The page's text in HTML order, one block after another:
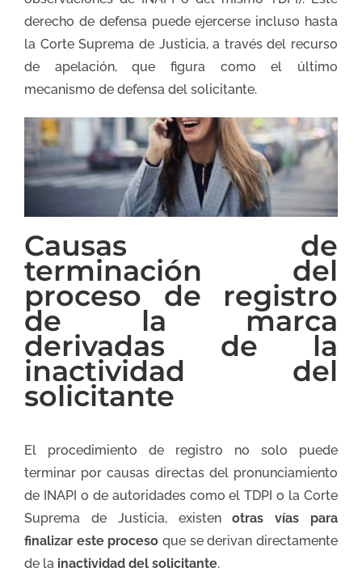
derecho de defensa puede ejercerse incluso hasta
la Corte Suprema de Justicia, a través del recurso
de apelación, que figura como el último
mecanismo de defensa del solicitante.
Causas de
terminación del
proceso de registro
de la marca
derivadas de la
inactividad del
solicitante
El procedimiento de registro no solo puede
terminar por causas directas del pronunciamiento
de INAPI o de autoridades como el TDPI o la Corte
Suprema de Justicia, existenotras vías para
finalizar este proceso que se derivan directamente
de la inactividad del solicitante.